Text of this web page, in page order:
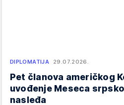
DIPLOMATIJA 29.07.2026.
Pet članova američkog
uvođenje Meseca
nasleđa